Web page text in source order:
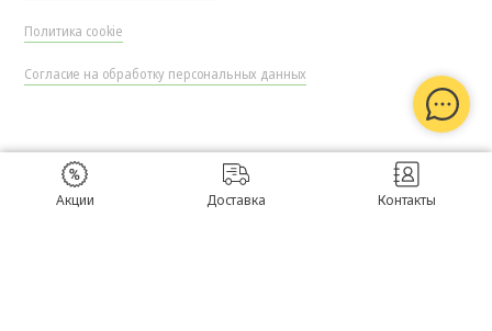
Политика cookie
Согласие на обработку персональных данных
Акции Доставка Контакты